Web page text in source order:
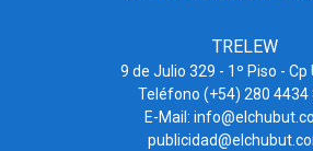
TRELEW
9 de Julio 329 - 1º Piso - Cp
Teléfono (+54) 280 4434
E-Mail: